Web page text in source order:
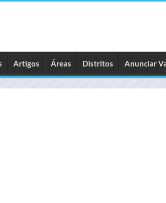
Artigos Áreas Distritos Anunciar